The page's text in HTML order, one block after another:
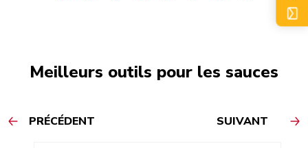
Meilleurs outils pour les sauces
PRÉCÉDENT SUIVANT